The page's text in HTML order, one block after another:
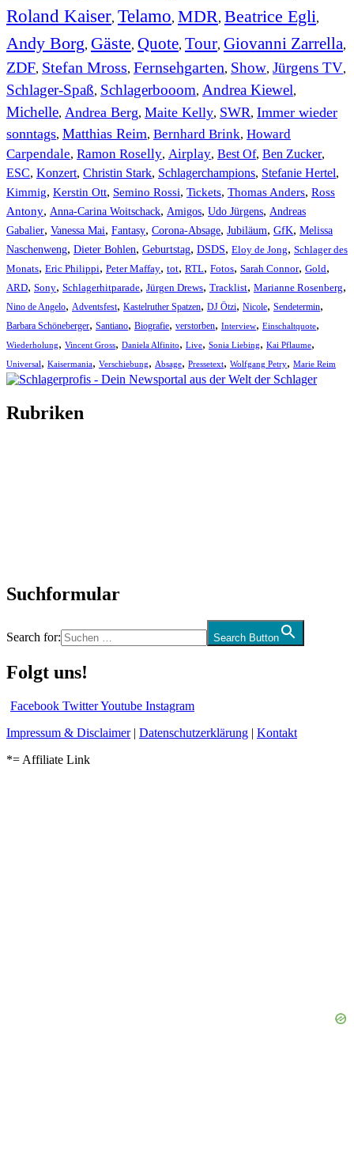
Roland Kaiser, Telamo, MDR, Beatrice Egli,
Andy Borg, Gäste, Quote, Tour, Giovanni Zarrella,
ZDF, Stefan Mross, Fernsehgarten, Show, Jürgens TV,
Schlager-Spaß, Schlagerbooom, Andrea Kiewel,
Michelle, Andrea Berg, Maite Kelly, SWR, Immer wieder
sonntags, Matthias Reim, Bernhard Brink, Howard
Carpendale, Ramon Roselly, Airplay, Best Of, Ben Zucker,
ESC, Konzert, Christin Stark, Schlagerchampions, Stefanie Hertel,
Kimmig, Kerstin Ott, Semino Rossi, Tickets, Thomas Anders, Ross
Antony, Anna-Carina Woitschack, Amigos, Udo Jürgens, Andreas
Gabalier, Vanessa Mai, Fantasy, Corona-Absage, Jubiläum, GfK, Melissa
Naschenweng, Dieter Bohlen, Geburtstag, DSDS, Eloy de Jong, Schlager des
Monats, Eric Philippi, Peter Maffay, tot, RTL, Fotos, Sarah Connor, Gold,
ARD, Sony, Schlagerhitparade, Jürgen Drews, Tracklist, Marianne Rosenberg,
Nino de Angelo, Adventsfest, Kastelruther Spatzen, DJ Ötzi, Nicole, Sendetermin,
Barbara Schöneberger, Santiano, Biografie, verstorben, Interview, Einschaltquote,
Wiederholung, Vincent Gross, Daniela Alfinito, Live, Sonia Liebing, Kai Pflaume,
Universal, Kaisermania, Verschiebung, Absage, Pressetext, Wolfgang Petry, Marie Reim
Rubriken
Suchformular
Search for: Search Button
Folgt uns!
Facebook TwitterYoutube Instagram
Impressum & Disclaimer| Datenschutzerklärung | Kontakt
*= Affiliate Link